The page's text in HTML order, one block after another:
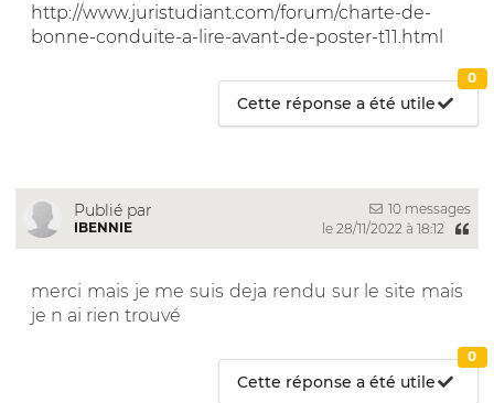
http://www.juristudiant.com/forum/charte-de-
bonne-conduite-a-lire-avant-de-poster-t11.html
Cette réponse a été utile
0
Publié par
IBENNIE
10 messages
le 28/11/2022 à 18:12
merci mais je me suis deja rendu sur le site mais
je n ai rien trouvé
Cette réponse a été utile
0